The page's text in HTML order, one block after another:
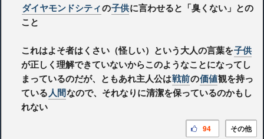
ダイヤモンドシティの子供に言わせると「臭くない」との
こと
これはよそ者はくさい（怪しい）という大人の言葉を子供
が正しく理解できていないからこのようなことになってし
まっているのだが、ともあれ主人公は戦前の価値観を持っ
ている人間なので、それなりに清潔を保っているのかもし
れない
その他
94